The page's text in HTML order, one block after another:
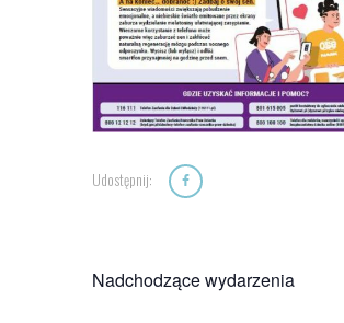
Udostępnij:
Nadchodzące wydarzenia